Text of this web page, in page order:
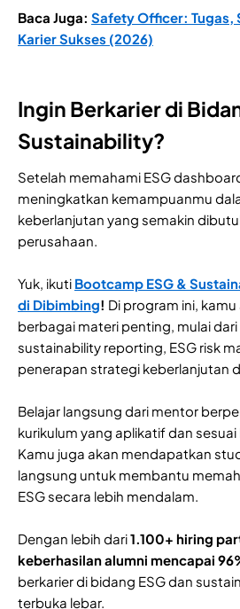
Baca Juga: Safety Officer: Tugas,
Karier Sukses (2026)
Ingin Berkarier di
Sustainability?
Setelah memahami ESG
meningkatkan kemampuanmu
keberlanjutan yang semakin
perusahaan.
Yuk, ikuti Bootcamp ESG &
di Dibimbing! Di program ini,
berbagai materi penting, mulai dari
sustainability reporting, ESG risk
penerapan strategi keberlanjutan
Belajar langsung dari mentor
kurikulum yang aplikatif dan
Kamu juga akan mendapatkan
langsung untuk membantu
ESG secara lebih mendalam.
Dengan lebih dari1.100+ hiring
keberhasilan alumni mencapai
berkarier di bidang ESG dan
terbuka lebar.